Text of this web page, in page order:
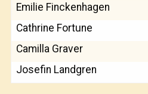
Emilie Finckenhagen
Cathrine Fortune
Camilla Graver
Josefin Landgren